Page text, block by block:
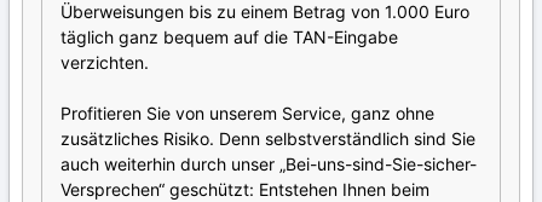
Überweisungen bis zu einem Betrag von 1.000 Euro
täglich ganz bequem auf die TAN-Eingabe
verzichten.
Profitieren Sie von unserem Service, ganz ohne
zusätzliches Risiko. Denn selbstverständlich sind Sie
auch weiterhin durch unser „Bei-uns-sind-Sie-sicher-
Versprechen“ geschützt: Entstehen Ihnen beim